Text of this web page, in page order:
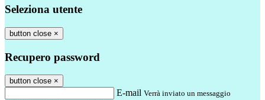
Seleziona utente
button close ×
Recupero password
button close ×
E-mail Verrà inviato un messaggio